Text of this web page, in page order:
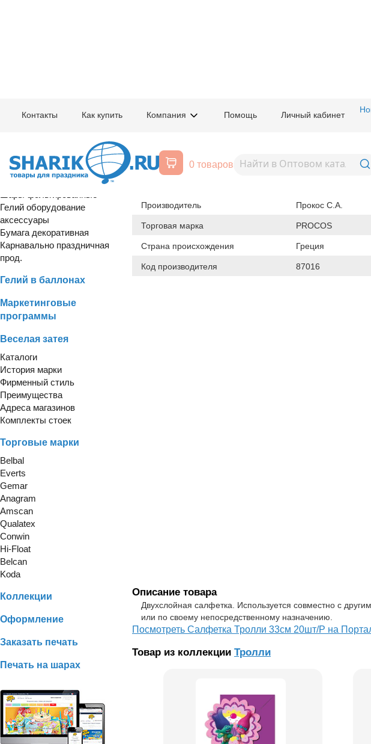
Контакты Как купить Компания Помощь Личный кабинет
0 товаров
Расширенный поиск
Шары латексные
Гелий оборудование
аксессуары
Бумага декоративная
Карнавально праздничная
прод.
Гелий в баллонах
Маркетинговые
программы
Веселая затея
Каталоги
История марки
Фирменный стиль
Преимущества
Адреса магазинов
Комплекты стоек
Торговые марки
Belbal
Everts
Gemar
Anagram
Amscan
Qualatex
Conwin
Hi-Float
Belcan
Koda
Коллекции
Оформление
Заказать печать
Печать на шарах
1502-2310
Производитель Прокос С.А.
Торговая марка PROCOS
Страна происхождения Греция
Код производителя 87016
Описание товара
Двухслойная салфетка. Используется совместно с
или по своему непосредственному назначению.
Посмотреть Салфетка Тролли 33см 20шт/P на
Товар из коллекции Тролли